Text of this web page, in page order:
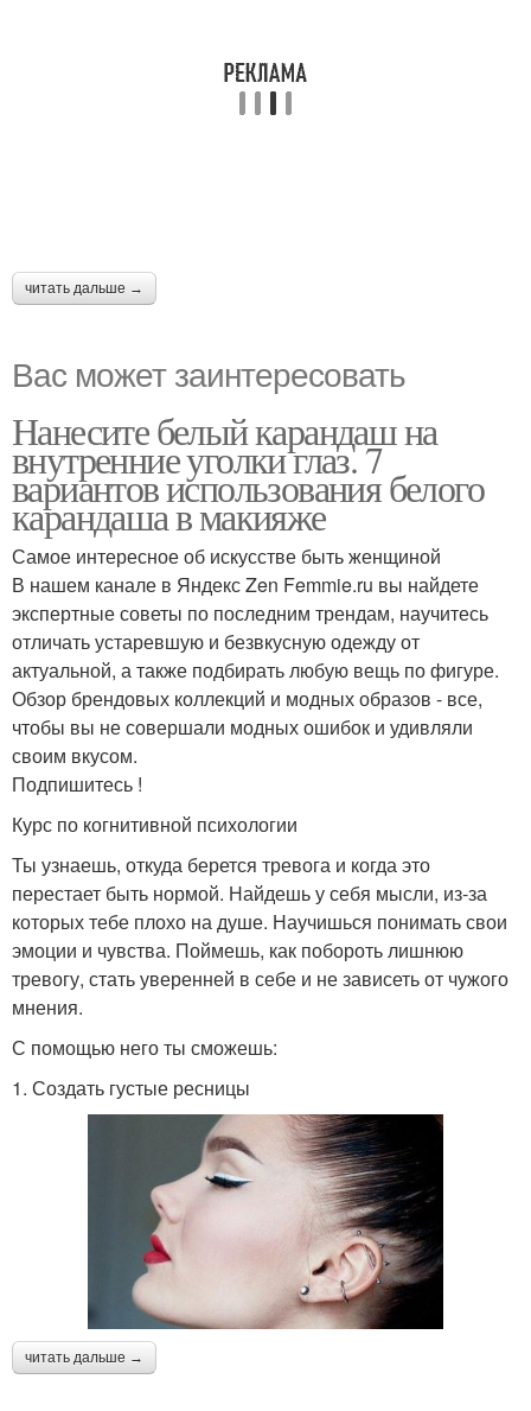
читать дальше →
Вас может заинтересовать
Нанесите белый карандаш на
внутренние уголки глаз. 7
вариантов использования белого
карандаша в макияже
Самое интересное об искусстве быть женщиной
В нашем канале в Яндекс Zen Femmie.ru вы найдете
экспертные советы по последним трендам, научитесь
отличать устаревшую и безвкусную одежду от
актуальной, а также подбирать любую вещь по фигуре.
Обзор брендовых коллекций и модных образов - все,
чтобы вы не совершали модных ошибок и удивляли
своим вкусом.
Подпишитесь !
Курс по когнитивной психологии
Ты узнаешь, откуда берется тревога и когда это
перестает быть нормой. Найдешь у себя мысли, из-за
которых тебе плохо на душе. Научишься понимать свои
эмоции и чувства. Поймешь, как побороть лишнюю
тревогу, стать уверенней в себе и не зависеть от чужого
мнения.
С помощью него ты сможешь:
1. Создать густые ресницы
читать дальше →